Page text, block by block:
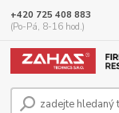
+420 725 408 883
(Po-Pá, 8-16 hod.)